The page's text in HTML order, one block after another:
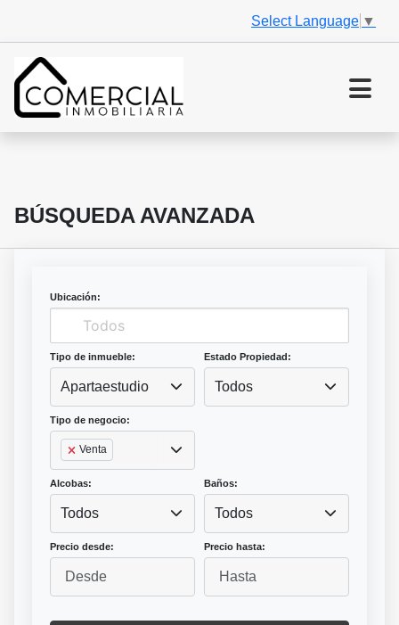
Select Language ▼
BÚSQUEDA AVANZADA
Ubicación:
Tipo de inmueble:
Apartaestudio
Estado Propiedad:
Todos
Tipo de negocio:
Venta
Alcobas:
Todos
Baños:
Todos
Precio desde: Precio hasta: